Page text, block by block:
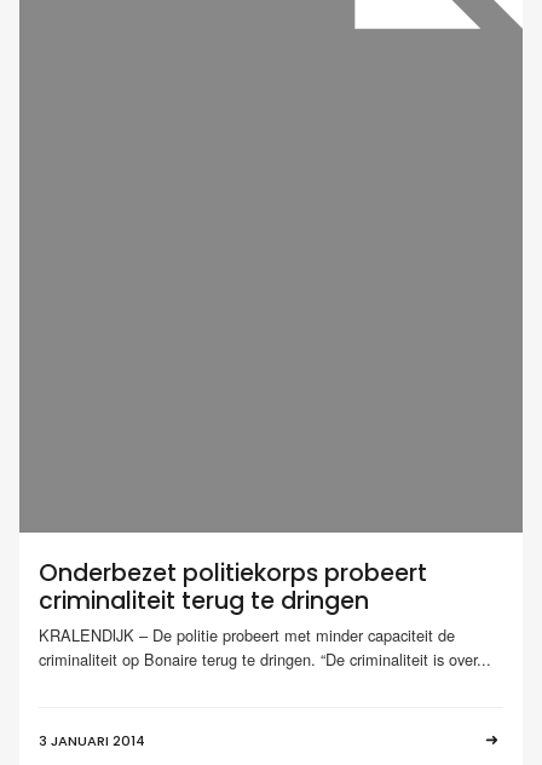
Onderbezet politiekorps probeert
criminaliteit terug te dringen
KRALENDIJK – De politie probeert met minder capaciteit de
criminaliteit op Bonaire terug te dringen. “De criminaliteit is over...
3 JANUARI 2014